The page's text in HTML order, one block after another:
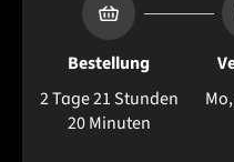
Bestellung
2 Tage 21 Stunden
20 Minuten